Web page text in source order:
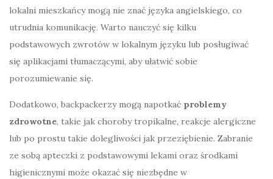
lokalni mieszkańcy mogą nie znać języka angielskiego, co
utrudnia komunikację. Warto nauczyć się kilku
podstawowych zwrotów w lokalnym języku lub posługiwać
się aplikacjami tłumaczącymi, aby ułatwić sobie
porozumiewanie się.
Dodatkowo, backpackerzy mogą napotkać problemy
zdrowotne, takie jak choroby tropikalne, reakcje alergiczne
lub po prostu takie dolegliwości jak przeziębienie. Zabranie
ze sobą apteczki z podstawowymi lekami oraz środkami
higienicznymi może okazać się niezbędne w